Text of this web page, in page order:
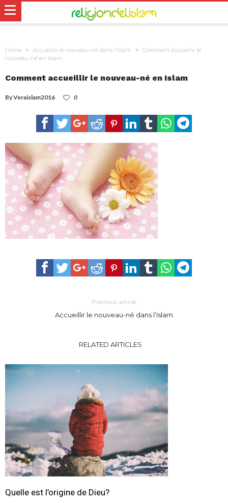
Home Accueillir le nouveau-né dans l'Islam
Comment accueillir le
nouveau-né en Islam
Comment accueillir le nouveau-né en Islam
ByVeraislam2016 0
Previous article
Accueillir le nouveau-né dans l’Islam
RELATED ARTICLES
Quelle est l’origine de Dieu?